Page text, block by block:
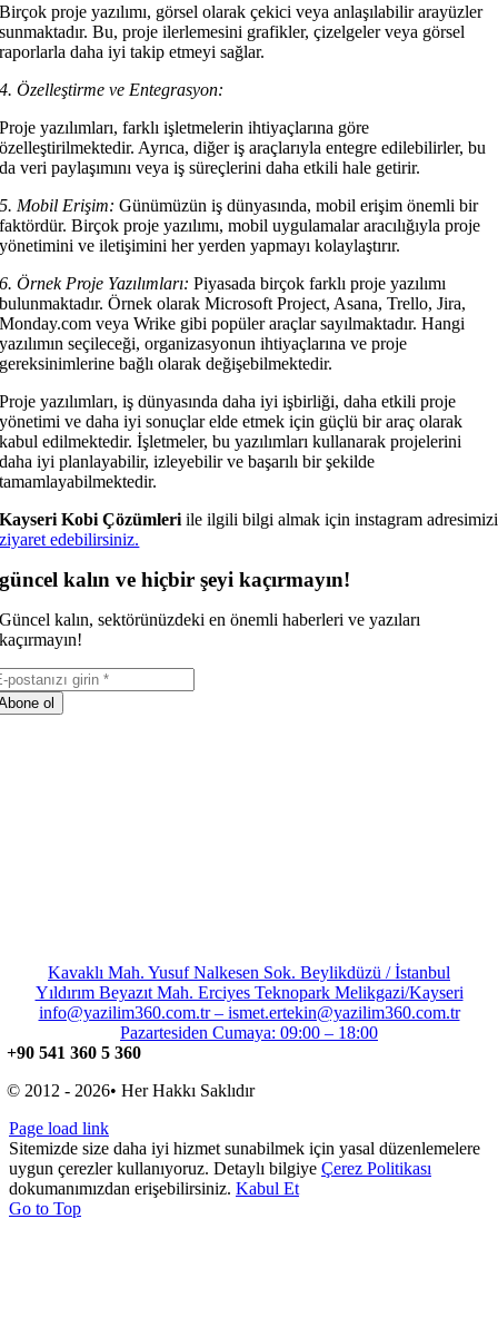
Birçok proje yazılımı, görsel olarak çekici veya anlaşılabilir arayüzler
sunmaktadır. Bu, proje ilerlemesini grafikler, çizelgeler veya görsel
raporlarla daha iyi takip etmeyi sağlar.
4. Özelleştirme ve Entegrasyon:
Proje yazılımları, farklı işletmelerin ihtiyaçlarına göre
özelleştirilmektedir. Ayrıca, diğer iş araçlarıyla entegre edilebilirler, bu
da veri paylaşımını veya iş süreçlerini daha etkili hale getirir.
5. Mobil Erişim: Günümüzün iş dünyasında, mobil erişim önemli bir
faktördür. Birçok proje yazılımı, mobil uygulamalar aracılığıyla proje
yönetimini ve iletişimini her yerden yapmayı kolaylaştırır.
6. Örnek Proje Yazılımları: Piyasada birçok farklı proje yazılımı
bulunmaktadır. Örnek olarak Microsoft Project, Asana, Trello, Jira,
Monday.com veya Wrike gibi popüler araçlar sayılmaktadır. Hangi
yazılımın seçileceği, organizasyonun ihtiyaçlarına ve proje
gereksinimlerine bağlı olarak değişebilmektedir.
Proje yazılımları, iş dünyasında daha iyi işbirliği, daha etkili proje
yönetimi ve daha iyi sonuçlar elde etmek için güçlü bir araç olarak
kabul edilmektedir. İşletmeler, bu yazılımları kullanarak projelerini
daha iyi planlayabilir, izleyebilir ve başarılı bir şekilde
tamamlayabilmektedir.
Kayseri Kobi Çözümleriile ilgili bilgi almak için instagram adresimizi
ziyaret edebilirsiniz.
güncel kalın ve hiçbir şeyi kaçırmayın!
Güncel kalın, sektörünüzdeki en önemli haberleri ve yazıları
kaçırmayın!
ol
Kavaklı Mah. Yusuf Nalkesen Sok. Beylikdüzü / İstanbul
Yıldırım Beyazıt Mah. Erciyes Teknopark Melikgazi/Kayseri
info@yazilim360.com.tr – ismet.ertekin@yazilim360.com.tr
Pazartesiden Cumaya: 09:00 – 18:00
+90 541 360 5 360
© 2012 - 2026• Her Hakkı Saklıdır
Page load link
Sitemizde size daha iyi hizmet sunabilmek için yasal düzenlemelere
uygun çerezler kullanıyoruz. Detaylı bilgiye Çerez Politikası
dokumanımızdan erişebilirsiniz. Kabul Et
Go to Top